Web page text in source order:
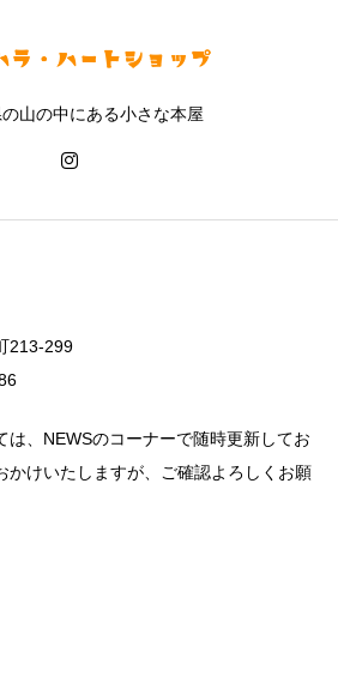
山の中にある小さな本屋
213-299
、NEWSのコーナーで随時更新してお
かけいたしますが、ご確認よろしくお願